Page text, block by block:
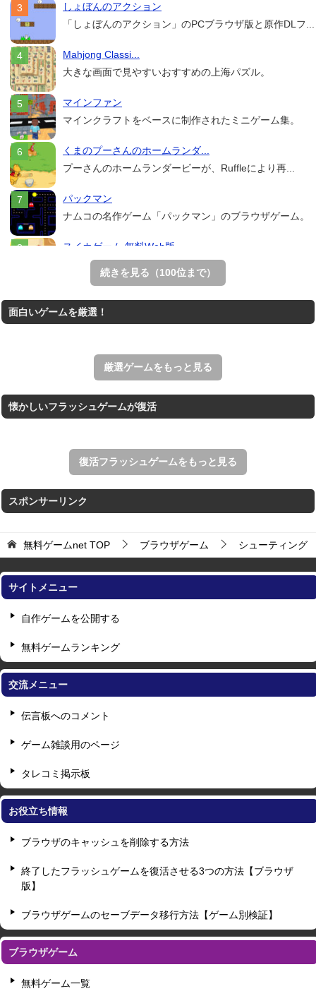
しょぼんのアクション
「しょぼんのアクション」のPCブラウザ版と原作DLフ...
Mahjong Classi...
大きな画面で見やすいおすすめの上海パズル。
マインファン
マインクラフトをベースに制作されたミニゲーム集。
くまのプーさんのホームランダ...
プーさんのホームランダービーが、Ruffleにより再...
パックマン
ナムコの名作ゲーム「パックマン」のブラウザゲーム。
スイカゲーム 無料Web版
スイカゲームをスクラッチで再現した無料Web版。
リアルな麻雀牌を使う18種類の上海ゲーム。
すべての矢印を画面外へ導くパズルゲーム。
続きを見る（100位まで）
面白いゲームを厳選！
厳選ゲームをもっと見る
懐かしいフラッシュゲームが復活
復活フラッシュゲームをもっと見る
スポンサーリンク
無料ゲームnet TOP ブラウザゲーム シューティング
サイトメニュー
自作ゲームを公開する
無料ゲームランキング
交流メニュー
伝言板へのコメント
ゲーム雑談用のページ
タレコミ掲示板
お役立ち情報
ブラウザのキャッシュを削除する方法
終了したフラッシュゲームを復活させる3つの方法【ブラウザ
版】
ブラウザゲームのセーブデータ移行方法【ゲーム別検証】
ブラウザゲーム
無料ゲーム一覧